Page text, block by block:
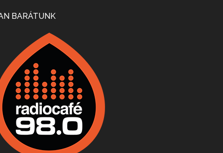
Apr 24, 2026 • 00:38:10
Villány, kékfrankos, Jackfall
Apr 17, 2026 • 00:35:38
Apr 9, 2026 • 00:37:17
BARÁTUNK